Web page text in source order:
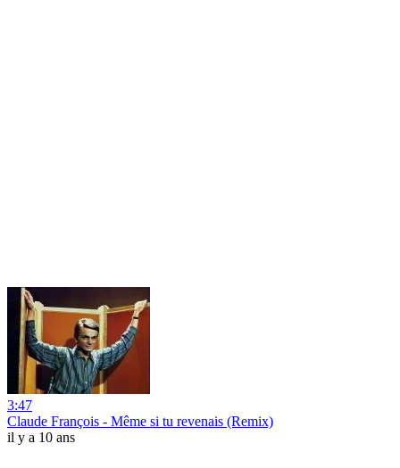
3:47
Claude François - Même si tu revenais (Remix)
il y a 10 ans